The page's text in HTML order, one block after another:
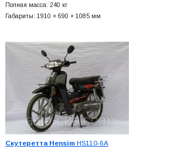
Полная масса: 240 кг
Габариты: 1910 × 690 × 1085 мм
Скутеретта HensimHS110-6A